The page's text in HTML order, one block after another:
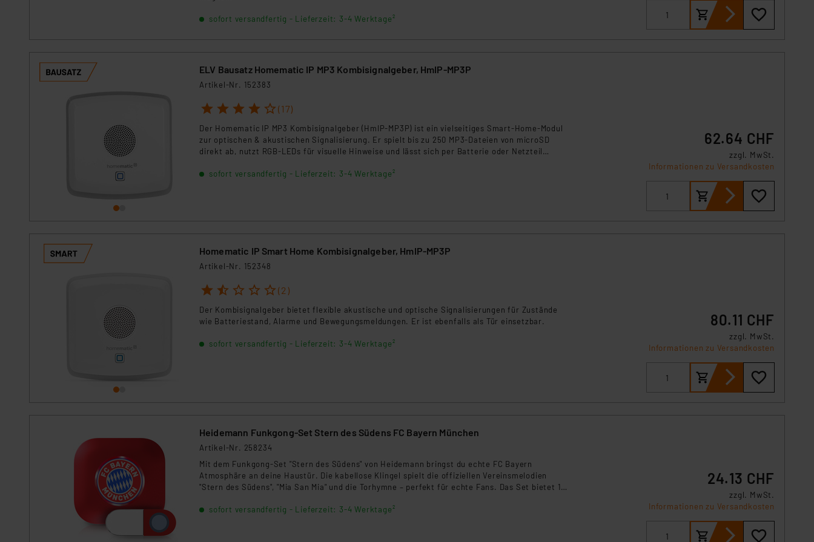
Für die USA besteht kein Angemessenheitsbeschluss der EU. Dies bedeutet, dass die USA als Land mit unzureichendem
Datenschutz nach EU-Standards eingestuft wird. So besteht etwa das Risiko, dass US-Behörden personenbezogene
Daten, verbundenen Risiken.“
Impressum|Datenschutzerklärung
sofort versandfertig - Lieferzeit: 3-4 Werktage²
ELV Bausatz Homematic IP MP3 Kombisignalgeber, HmIP-MP3P
Artikel-Nr. 152383
1 2 3 4 5 (17)
Der Homematic IP MP3 Kombisignalgeber (HmIP-MP3P) ist ein vielseitiges Smart‑Home‑Modul
zur optischen & akustischen Signalisierung. Er spielt bis zu 250 MP3-Dateien von microSD
direkt ab, nutzt RGB‑LEDs für visuelle Hinweise und lässt sich per Batterie oder Netzteil
Heim. ***** Hinweis: Hierbei handelt es sich um einen Bausatz, der noch zusammengebaut
sofort versandfertig - Lieferzeit: 3-4 Werktage²
62.64 CHF
zzgl. MwSt.
Informationen zu Versandkosten
Homematic IP Smart Home Kombisignalgeber, HmIP-MP3P
Artikel-Nr. 152348
1 2 3 4 5 (2)
Der Kombisignalgeber bietet flexible akustische und optische Signalisierungen für Zustände
wie Batteriestand, Alarme und Bewegungsmeldungen. Er ist ebenfalls als Tür einsetzbar.
sofort versandfertig - Lieferzeit: 3-4 Werktage²
80.11 CHF
zzgl. MwSt.
Informationen zu Versandkosten
Heidemann Funkgong-Set Stern des Südens FC Bayern München
Artikel-Nr. 258234
Mit dem Funkgong-Set "Stern des Südens" von Heidemann bringst du echte FC Bayern
Atmosphäre an deine Haustür. Die kabellose Klingel spielt die offiziellen Vereinsmelodien
"Stern des Südens", "Mia San Mia" und die Torhymne – perfekt für echte Fans. Das Set bietet 14
Stufen bis 80 dB(A). Die kabellose Montage ist schnell erledigt, der Betrieb erfolgt über Funk
sofort versandfertig - Lieferzeit: 3-4 Werktage²
24.13 CHF
zzgl. MwSt.
Informationen zu Versandkosten